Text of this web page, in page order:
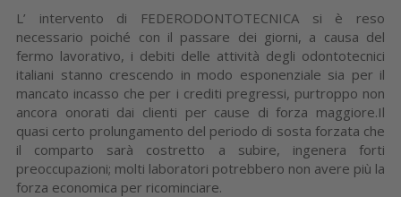
L’ intervento di FEDERODONTOTECNICA si è reso
necessario poiché con il passare dei giorni, a causa del
fermo lavorativo, i debiti delle attività degli odontotecnici
italiani stanno crescendo in modo esponenziale sia per il
mancato incasso che per i crediti pregressi, purtroppo non
ancora onorati dai clienti per cause di forza maggiore.Il
quasi certo prolungamento del periodo di sosta forzata che
il comparto sarà costretto a subire, ingenera forti
preoccupazioni; molti laboratori potrebbero non avere più la
forza economica per ricominciare.